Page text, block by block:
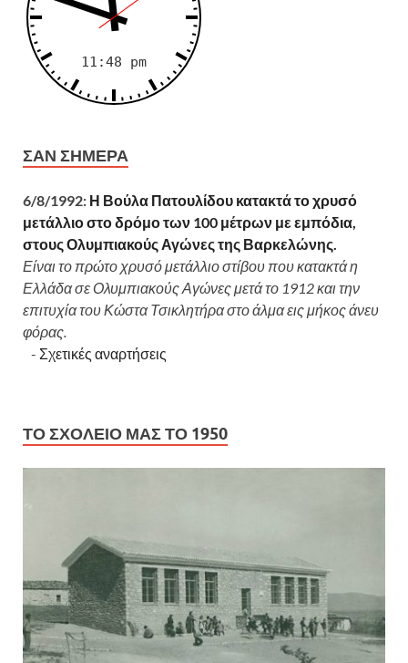
ΣΑΝ ΣΉΜΕΡΑ
6/8/1992: Η Βούλα Πατουλίδου κατακτά το χρυσό
μετάλλιο στο δρόμο των 100 μέτρων με εμπόδια,
στους Ολυμπιακούς Αγώνες της Βαρκελώνης.
Είναι το πρώτο χρυσό μετάλλιο στίβου που κατακτά η
Ελλάδα σε Ολυμπιακούς Αγώνες μετά το 1912 και την
επιτυχία του Κώστα Τσικλητήρα στο άλμα εις μήκος άνευ
φόρας.
- Σχετικές αναρτήσεις
ΤΟ ΣΧΟΛΕΊΟ ΜΑΣ ΤΟ 1950